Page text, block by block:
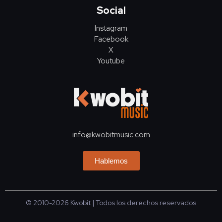
Social
Instagram
Facebook
X
Youtube
info@kwobitmusic.com
Hablemos
© 2010-2026 Kwobit | Todos los derechos reservados